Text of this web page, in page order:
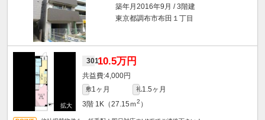
築年月2016年9月 / 3階建
東京都調布市布田１丁目
30110.5万円
4,000円
敷1ヶ月 礼1.5ヶ月
3階 1K（27.15ｍ2 ）